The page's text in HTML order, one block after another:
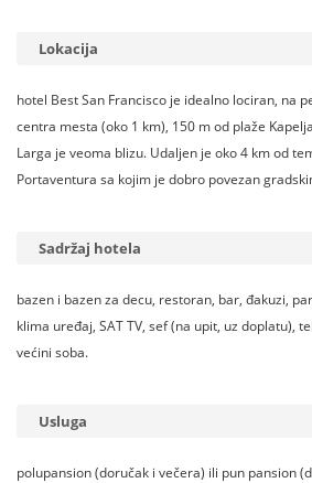
Lokacija
hotel Best San Francisco je idealno lociran, na
centra mesta (oko 1 km), 150 m od plaže
Larga je veoma blizu. Udaljen je oko 4 km od
Portaventura sa kojim je dobro povezan
Sadržaj hotela
bazen i bazen za decu, restoran, bar, đakuzi,
klima uređaj, SAT TV, sef (na upit, uz doplatu),
većini soba.
Usluga
polupansion (doručak i večera) ili pun pansion